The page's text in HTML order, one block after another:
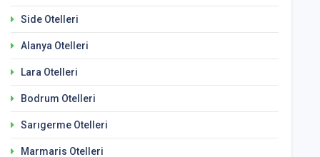
Side Otelleri
Alanya Otelleri
Lara Otelleri
Bodrum Otelleri
Sarıgerme Otelleri
Marmaris Otelleri